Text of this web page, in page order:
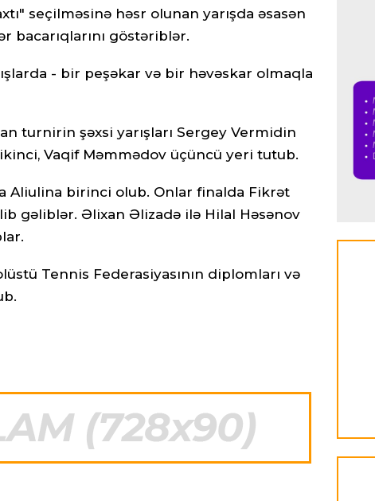
seçilməsinə həsr olunan yarışda əsasən
bacarıqlarını göstəriblər.
- bir peşəkar və bir həvəskar olmaqla
turnirin şəxsi yarışları Sergey Vermidin
Vaqif Məmmədov üçüncü yeri tutub.
Aliulina birinci olub. Onlar finalda Fikrət
gəliblər. Əlixan Əlizadə ilə Hilal Həsənov
Tennis Federasiyasının diplomları və